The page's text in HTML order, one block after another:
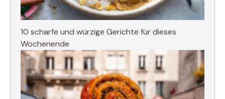
10 scharfe und würzige Gerichte für dieses
Wochenende